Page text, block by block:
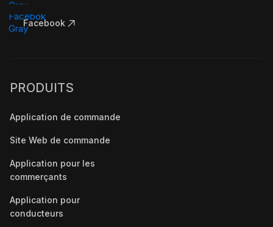
Facebook
PRODUITS
Application de commande
Site Web de commande
Application pour les
commerçants
Application pour
conducteurs